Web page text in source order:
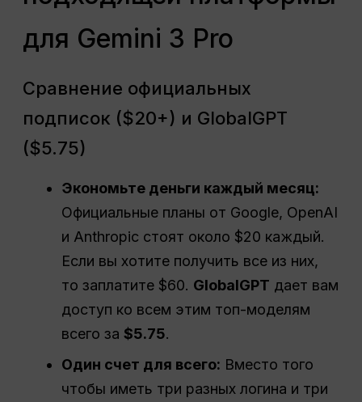
для Gemini 3 Pro
Сравнение официальных
подписок ($20+) и GlobalGPT
($5.75)
Экономьте деньги каждый месяц:
Официальные планы от Google, OpenAI
и Anthropic стоят около $20 каждый.
Если вы хотите получить все из них,
то заплатите $60. GlobalGPT дает вам
доступ ко всем этим топ-моделям
всего за$5.75.
Один счет для всего: Вместо того
чтобы иметь три разных логина и три